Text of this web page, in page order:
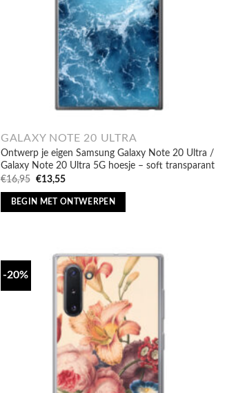
GALAXY NOTE 20 ULTRA
Ontwerp je eigen Samsung Galaxy Note 20 Ultra /
Galaxy Note 20 Ultra 5G hoesje – soft transparant
€16,95 Oorspronkelijke
was:
€16,95.
€13,55Huidige
is:
€13,55.
BEGIN MET ONTWERPEN
-20%